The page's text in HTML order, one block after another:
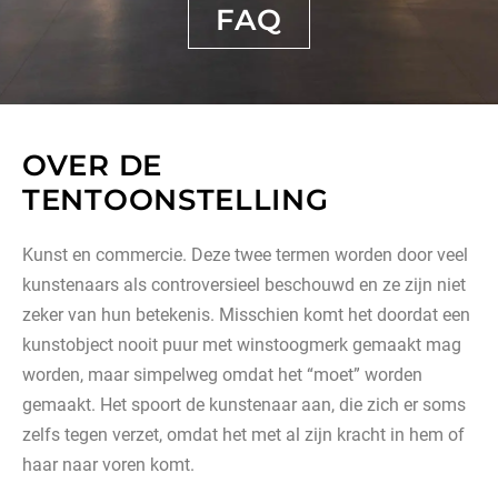
FAQ
OVER DE
TENTOONSTELLING
Kunst en commercie. Deze twee termen worden door veel
kunstenaars als controversieel beschouwd en ze zijn niet
zeker van hun betekenis. Misschien komt het doordat een
kunstobject nooit puur met winstoogmerk gemaakt mag
worden, maar simpelweg omdat het “moet” worden
gemaakt. Het spoort de kunstenaar aan, die zich er soms
zelfs tegen verzet, omdat het met al zijn kracht in hem of
haar naar voren komt.